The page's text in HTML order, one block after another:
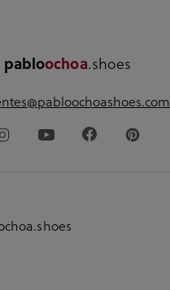
pabloochoa.shoes